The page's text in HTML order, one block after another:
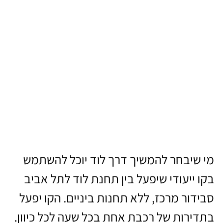
מי שיבחר להמשיך דרך לוד יוכל להשתמש
בקו ייעודי שיפעל בין תחנת לוד לתל אביב
סבידור מרכז, ללא תחנות ביניים. הקו יפעל
בתדירות של רכבת אחת בכל שעה לכל כיוון.